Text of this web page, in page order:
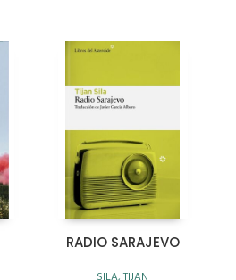
RADIO SARAJEVO